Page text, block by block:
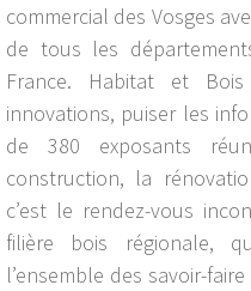
commercial des Vosges
de tous les
France. Habitat et
innovations, puiser les
de 380 exposants
construction, la
c’est le rendez-vous
filière bois régionale,
l’ensemble des savoir-